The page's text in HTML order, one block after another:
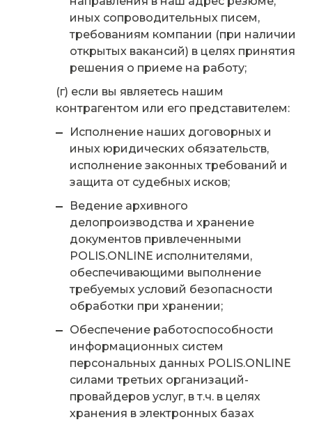
иных сопроводительных писем,
требованиям компании (при наличии
открытых вакансий) в целях принятия
решения о приеме на работу;
(г) если вы являетесь нашим
контрагентом или его представителем:
Исполнение наших договорных и
иных юридических обязательств,
исполнение законных требований и
защита от судебных исков;
Ведение архивного
делопроизводства и хранение
документов привлеченными
POLIS.ONLINE исполнителями,
обеспечивающими выполнение
требуемых условий безопасности
обработки при хранении;
Обеспечение работоспособности
информационных систем
персональных данных POLIS.ONLINE
силами третьих организаций-
провайдеров услуг, в т.ч. в целях
хранения в электронных базах